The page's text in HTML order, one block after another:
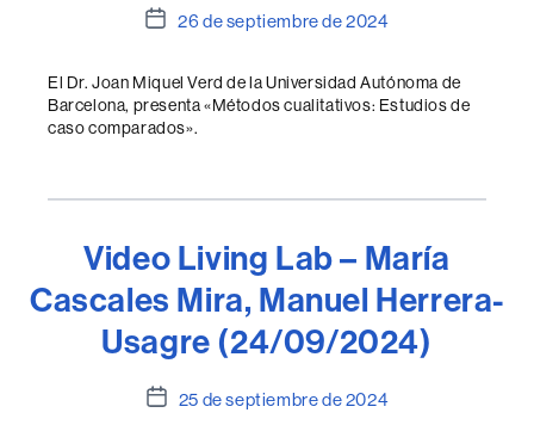
Fecha
entrada
26 de septiembre de 2024
El Dr. Joan Miquel Verd de la Universidad Autónoma de
Barcelona, presenta «Métodos cualitativos: Estudios de
caso comparados».
Video Living Lab – María
Cascales Mira, Manuel Herrera-
Usagre (24/09/2024)
Fecha25 de septiembre de 2024